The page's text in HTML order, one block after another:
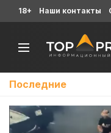
Последние
18+ Наши контакты